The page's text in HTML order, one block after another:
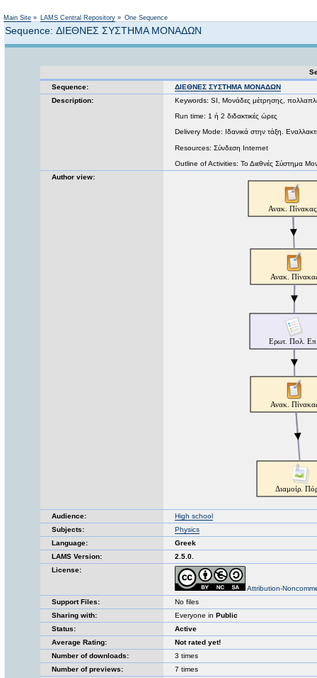
Main Site » LAMS Central Repository » One Sequence
Sequence: ΔΙΕΘΝΕΣ ΣΥΣΤΗΜΑ ΜΟΝΑΔΩΝ
Sequence:
ΔΙΕΘΝΕΣ ΣΥΣΤΗΜΑ ΜΟΝΑΔΩΝ
Description:
Keywords: SI, Μονάδες μέτρησης,
Run time: 1 ή 2 διδακτικές ώρες
Delivery Mode: Ιδανικά στην τάξη.
Resources: Σύνδεση Internet
Outline of Activities: Το Διεθνές Σύστημα
Author view:
Audience:
High school
Subjects:
Physics
Language:
Greek
LAMS Version:
2.5.0.
License:
Attribution-
Support Files:
No files
Sharing with:
Everyone in Public
Status:
Active
Average Rating:
Not rated yet!
Number of downloads:
3 times
Number of previews:
7 times